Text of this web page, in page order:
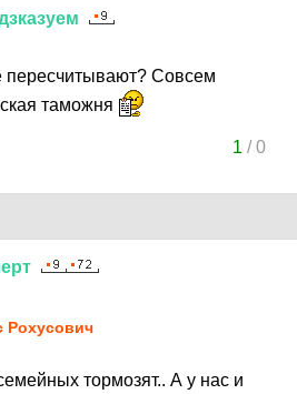
пересчитывают? Совсем
таможня
1 /0
Рохусович
тормозят.. А у нас и